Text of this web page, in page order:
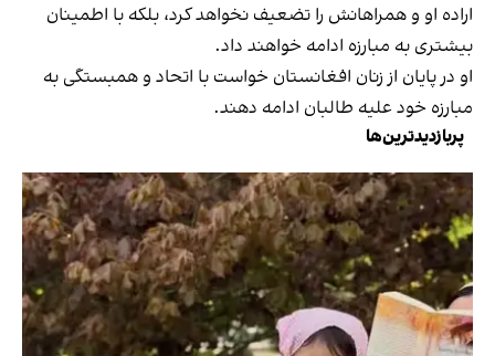
اراده او و همراهانش را تضعیف نخواهد کرد، بلکه با اطمینان
بیشتری به مبارزه ادامه خواهند داد.
او در پایان از زنان افغانستان خواست با اتحاد و همبستگی به
مبارزه خود علیه طالبان ادامه دهند.
پربازدیدترین‌ها